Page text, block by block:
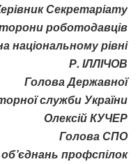
Секретаріату
роботодавців
національному рівні
Р. ІЛЛІЧОВ
Голова Державної
служби України
Олексій КУЧЕР
Голова СПО
об’єднань профспілок